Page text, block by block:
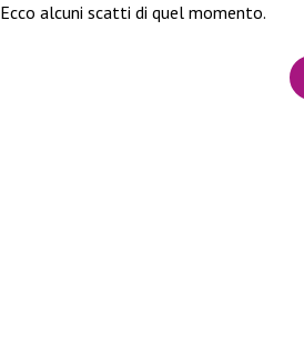
Ecco alcuni scatti di quel momento.